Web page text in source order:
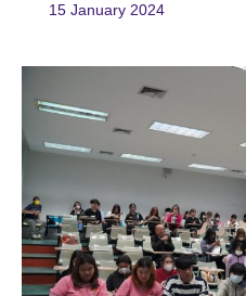
15 January 2024